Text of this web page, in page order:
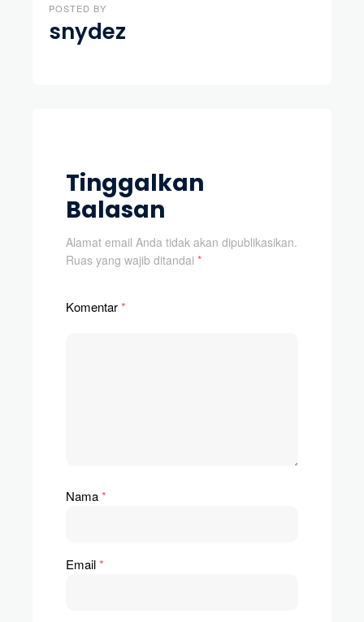
POSTED BY
snydez
Tinggalkan
Balasan
Alamat email Anda tidak akan dipublikasikan.
Ruas yang wajib ditandai *
Komentar*
Nama*
Email*